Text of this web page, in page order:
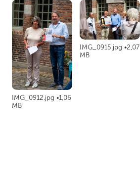
IMG_0912.jpg 1,06
MB
IMG_0915.jpg 2,07
MB